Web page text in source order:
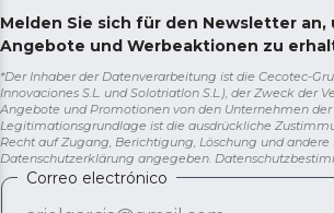
Melden Sie sich für den Newsletter an,
Angebote und Werbeaktionen zu
*Der Inhaber der Datenverarbeitung ist die Cecotec-
Innovaciones S.L. und Solotriatlon S.L.), der Zweck der
Angebote und Promotionen von den Unternehmen der
Legitimationsgrundlage ist die ausdrückliche
Recht auf Zugang, Berichtigung, Löschung und andere
Datenschutzerklärung angegeben.
Correo electrónico